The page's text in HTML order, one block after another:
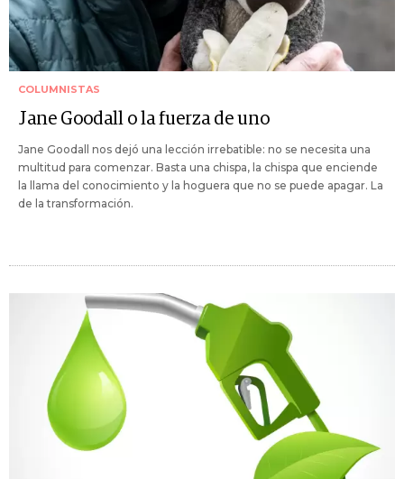
COLUMNISTAS
Jane Goodall o la fuerza de uno
Jane Goodall nos dejó una lección irrebatible: no se necesita una
multitud para comenzar. Basta una chispa, la chispa que enciende
la llama del conocimiento y la hoguera que no se puede apagar. La
de la transformación.